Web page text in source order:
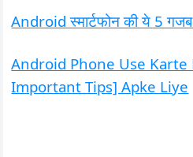
Android स्मार्टफोन की ये 5
Android Phone Use Karte
Important Tips] Apke Liye